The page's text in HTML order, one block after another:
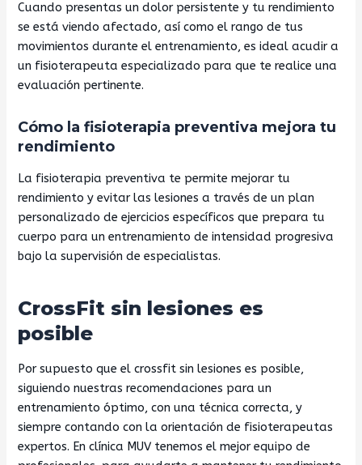
Cuando presentas un dolor persistente y tu rendimiento
se está viendo afectado, así como el rango de tus
movimientos durante el entrenamiento, es ideal acudir a
un fisioterapeuta especializado para que te realice una
evaluación pertinente.
Cómo la fisioterapia preventiva mejora tu
rendimiento
La fisioterapia preventiva te permite mejorar tu
rendimiento y evitar las lesiones a través de un plan
personalizado de ejercicios específicos que prepara tu
cuerpo para un entrenamiento de intensidad progresiva
bajo la supervisión de especialistas.
CrossFit sin lesiones es
posible
Por supuesto que el crossfit sin lesiones es posible,
siguiendo nuestras recomendaciones para un
entrenamiento óptimo, con una técnica correcta, y
siempre contando con la orientación de fisioterapeutas
expertos. Enclínica MUV tenemos el mejor equipo de